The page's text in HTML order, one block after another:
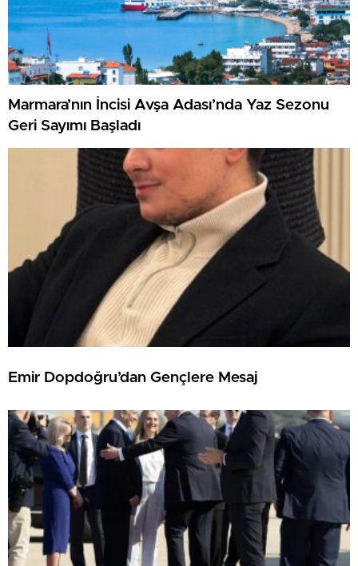
Marmara’nın İncisi Avşa Adası’nda Yaz Sezonu
Geri Sayımı Başladı
Emir Dopdoğru’dan Gençlere Mesaj